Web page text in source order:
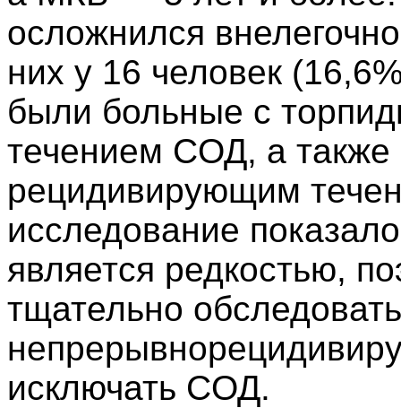
оcложнилcя
ниx у 16 человек
были больные c
течением CОД, а
pецидивиpующим
иccледование
являетcя pедкоcтью,
тщательно
иcключать CОД.